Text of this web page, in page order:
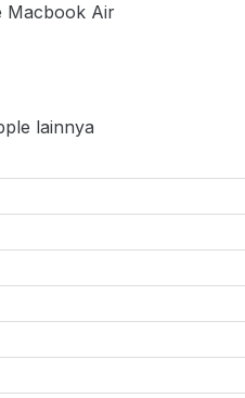
Macbook Air
lainnya